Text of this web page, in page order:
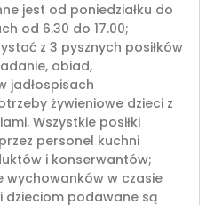
jest od poniedziałku do
od 6.30 do 17.00;
z 3 pysznych posiłków
obiad,
jadłospisach
żywieniowe dzieci z
Wszystkie posiłki
personel kuchni
i konserwantów;
wychowanków w czasie
dzieciom podawane są